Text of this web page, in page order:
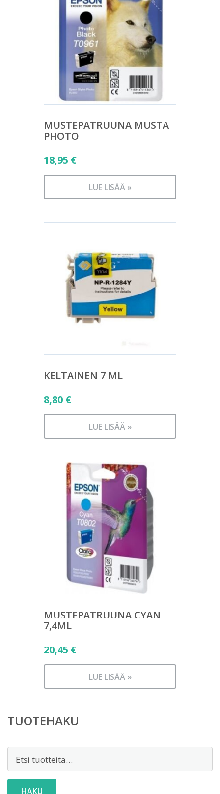
MUSTEPATRUUNA MUSTA
PHOTO
18,95 €
LUE LISÄÄ »
KELTAINEN 7 ML
8,80 €
LUE LISÄÄ »
MUSTEPATRUUNA CYAN
7,4ML
20,45 €
LUE LISÄÄ »
TUOTEHAKU
HAKU